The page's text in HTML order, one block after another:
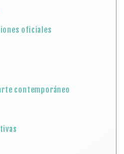
oficiales
contemporáneo